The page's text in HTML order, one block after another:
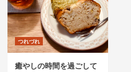
つれづれ
癒やしの時間を過ごして